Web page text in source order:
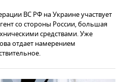
ВС РФ на Украине участвует
со стороны России, большая
средствами. Уже
отдает намерением